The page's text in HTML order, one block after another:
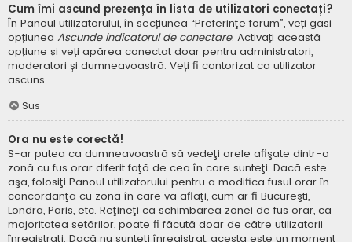
Cum îmi ascund prezența în lista de utilizatori conectați?
În Panoul utilizatorului, în secțiunea “Preferinţe forum”, veți găsi
opțiunea Ascunde indicatorul de conectare. Activați această
opțiune și veți apărea conectat doar pentru administratori,
moderatori și dumneavoastră. Veți fi contorizat ca utilizator
ascuns.
Sus
Ora nu este corectă!
S-ar putea ca dumneavoastră să vedeţi orele afişate dintr-o
zonă cu fus orar diferit faţă de cea în care sunteţi. Dacă este
aşa, folosiţi Panoul utilizatorului pentru a modifica fusul orar în
concordanţă cu zona în care vă aflaţi, cum ar fi Bucureşti,
Londra, Paris, etc. Reţineţi că schimbarea zonei de fus orar, ca
majoritatea setărilor, poate fi făcută doar de către utilizatorii
înregistraţi. Dacă nu sunteţi înregistrat, acesta este un moment